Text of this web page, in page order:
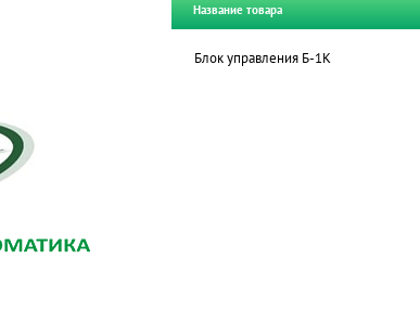
Название товара
Блок управления Б-1К